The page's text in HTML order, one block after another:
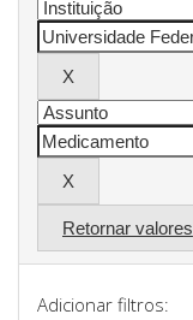
Retornar valores
Adicionar filtros: